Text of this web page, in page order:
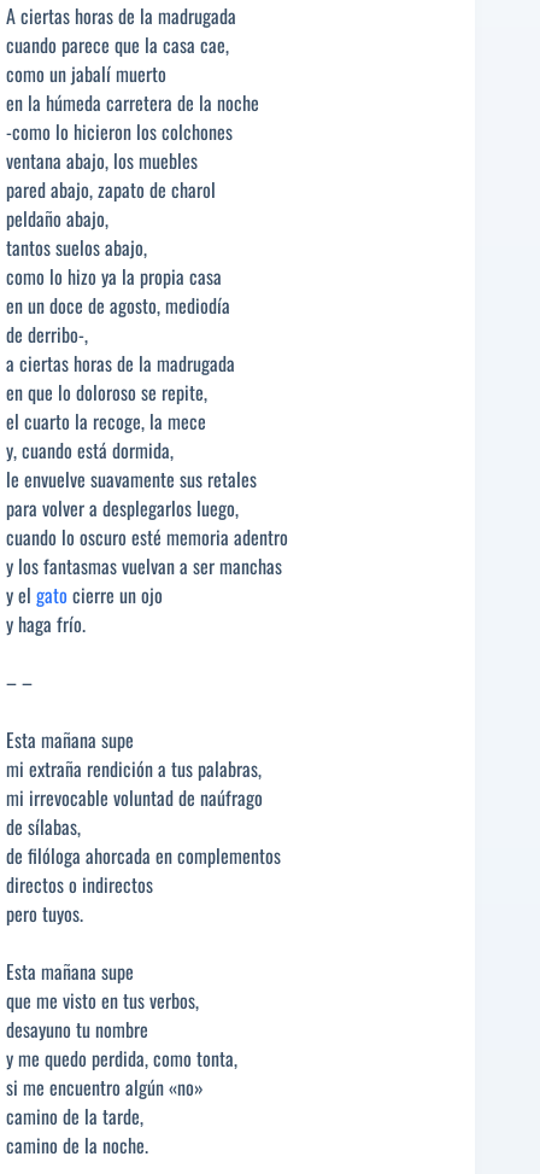
A ciertas horas de la madrugada
cuando parece que la casa cae,
como un jabalí muerto
en la húmeda carretera de la noche
-como lo hicieron los colchones
ventana abajo, los muebles
pared abajo, zapato de charol
peldaño abajo,
tantos suelos abajo,
como lo hizo ya la propia casa
en un doce de agosto, mediodía
de derribo-,
a ciertas horas de la madrugada
en que lo doloroso se repite,
el cuarto la recoge, la mece
y, cuando está dormida,
le envuelve suavamente sus retales
para volver a desplegarlos luego,
cuando lo oscuro esté memoria adentro
y los fantasmas vuelvan a ser manchas
y el gato cierre un ojo
y haga frío.
– –
Esta mañana supe
mi extraña rendición a tus palabras,
mi irrevocable voluntad de naúfrago
de sílabas,
de filóloga ahorcada en complementos
directos o indirectos
pero tuyos.
Esta mañana supe
que me visto en tus verbos,
desayuno tu nombre
y me quedo perdida, como tonta,
si me encuentro algún «no»
camino de la tarde,
camino de la noche.